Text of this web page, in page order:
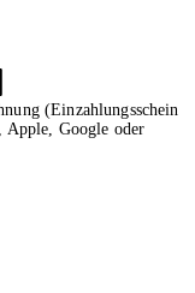
(Einzahlungsschein
Apple, Google oder